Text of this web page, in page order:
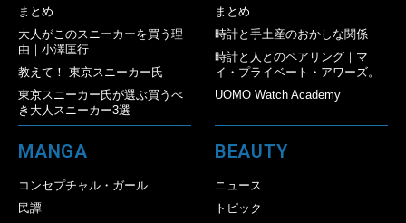
まとめ
大人がこのスニーカーを買う理
由｜小澤匡行
教えて！ 東京スニーカー氏
東京スニーカー氏が選ぶ買うべ
き大人スニーカー3選
まとめ
時計と手土産のおかしな関係
時計と人とのペアリング｜マ
イ・プライベート・アワーズ。
UOMO Watch Academy
MANGA
コンセプチャル・ガール
民譚
BEAUTY
ニュース
トピック